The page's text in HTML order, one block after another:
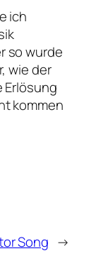
ich
so wurde
wie der
Erlösung
kommen
Song →